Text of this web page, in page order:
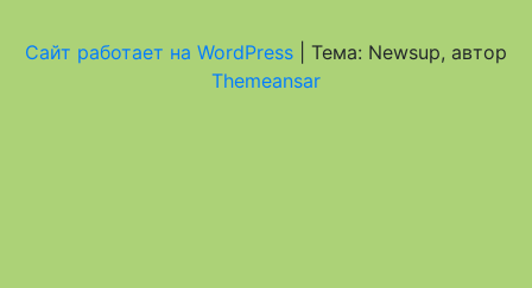
Сайт работает на WordPress
Тема: Newsup, автор
Themeansar